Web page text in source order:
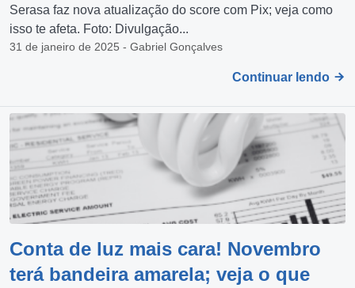
Serasa faz nova atualização do score com Pix; veja como
isso te afeta. Foto: Divulgação...
31 de janeiro de 2025 - Gabriel Gonçalves
Continuar lendo
Conta de luz mais cara! Novembro
terá bandeira amarela; veja o que